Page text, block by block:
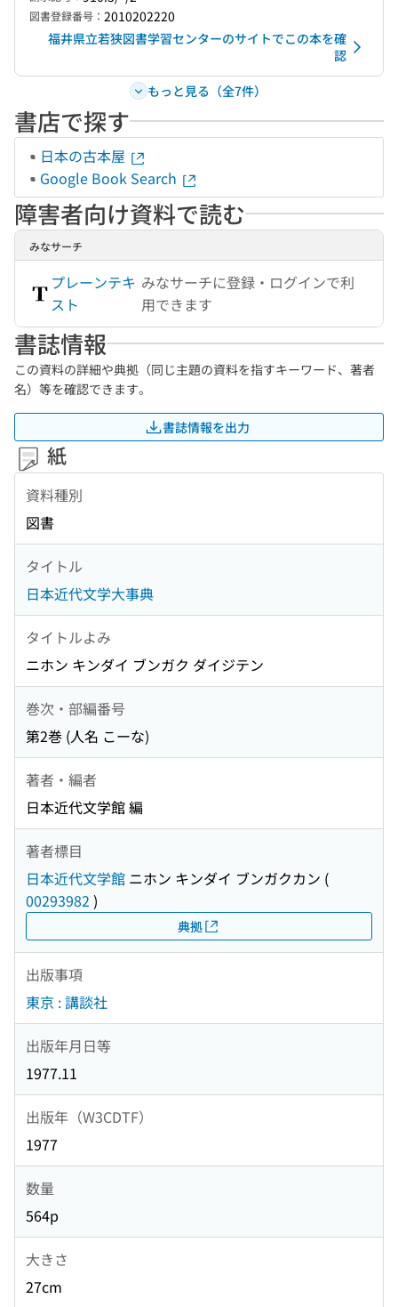
図書登録番号： 2010202220
福井県立若狭図書学習センターのサイトでこの本を確
認
もっと見る（全7件）
書店で探す
日本の古本屋
Google Book Search
障害者向け資料で読む
みなサーチ
プレーンテキ
スト
みなサーチに登録・ログインで利
用できます
書誌情報
この資料の詳細や典拠（同じ主題の資料を指すキーワード、著者
名）等を確認できます。
書誌情報を出力
紙
資料種別
図書
タイトル
日本近代文学大事典
タイトルよみ
ニホン キンダイ ブンガク ダイジテン
巻次・部編番号
第2巻 (人名 こーな)
著者・編者
日本近代文学館 編
著者標目
日本近代文学館 ニホン キンダイ ブンガクカン (
00293982 )
典拠
出版事項
東京 : 講談社
出版年月日等
1977.11
出版年（W3CDTF）
1977
数量
564p
大きさ
27cm